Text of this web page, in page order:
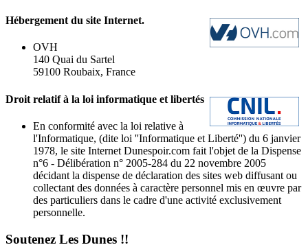
Hébergement du site Internet.
OVH
140 Quai du Sartel
59100 Roubaix, France
Droit relatif à la loi informatique et libertés
En conformité avec la loi relative à
l'Informatique, (dite loi ''Informatique et Liberté'') du 6 janvier
1978, le site Internet Dunespoir.com fait l'objet de la Dispense
n°6 - Délibération n° 2005-284 du 22 novembre 2005
décidant la dispense de déclaration des sites web diffusant ou
collectant des données à caractère personnel mis en œuvre par
des particuliers dans le cadre d'une activité exclusivement
personnelle.
Soutenez Les Dunes !!